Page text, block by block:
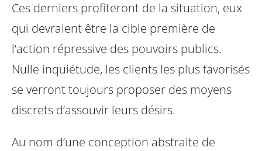
Ces derniers profiteront de la situation, eux
qui devraient être la cible première de
l’action répressive des pouvoirs publics.
Nulle inquiétude, les clients les plus favorisés
se verront toujours proposer des moyens
discrets d’assouvir leurs désirs.
Au nom d’une conception abstraite de